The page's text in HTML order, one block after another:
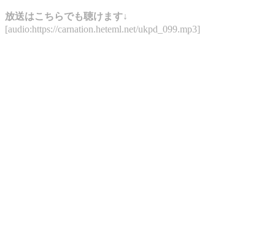
放送はこちらでも聴けます↓
[audio:https://carnation.heteml.net/ukpd_099.mp3]